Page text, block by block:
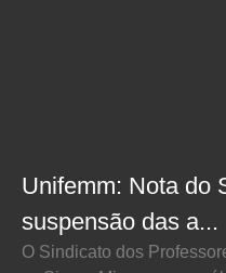
Unifemm: Nota do
suspensão das a...
O Sindicato dos